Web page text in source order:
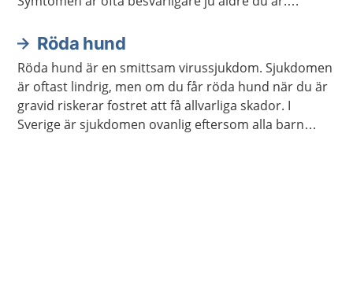
viruset kvar i kroppen och kan ibland orsaka bältros.
Röda hund
Röda hund är en smittsam virussjukdom. Sjukdomen
är oftast lindrig, men om du får röda hund när du är
gravid riskerar fostret att få allvarliga skador. I
Sverige är sjukdomen ovanlig eftersom alla barn